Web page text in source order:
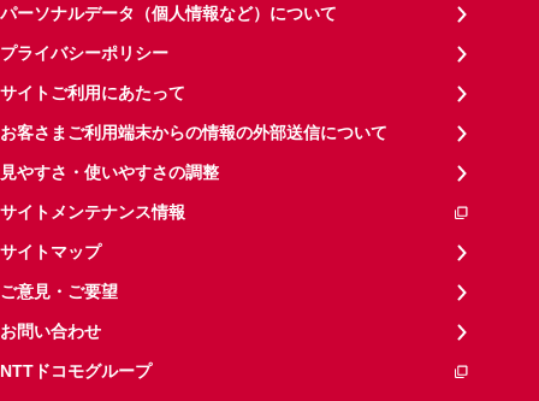
パーソナルデータ（個人情報など）について
プライバシーポリシー
サイトご利用にあたって
お客さまご利用端末からの情報の外部送信について
見やすさ・使いやすさの調整
サイトメンテナンス情報
サイトマップ
ご意見・ご要望
お問い合わせ
NTTドコモグループ